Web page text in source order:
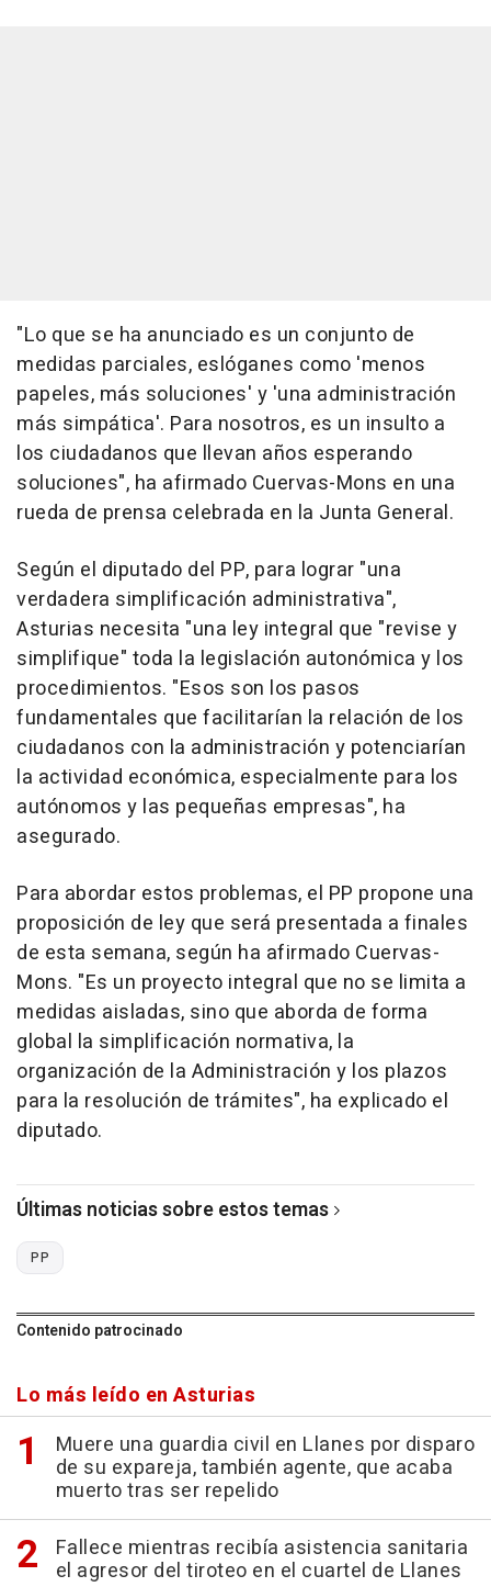
"Lo que se ha anunciado es un conjunto de
medidas parciales, eslóganes como 'menos
papeles, más soluciones' y 'una administración
más simpática'. Para nosotros, es un insulto a
los ciudadanos que llevan años esperando
soluciones", ha afirmado Cuervas-Mons en una
rueda de prensa celebrada en la Junta General.
Según el diputado del PP, para lograr "una
verdadera simplificación administrativa",
Asturias necesita "una ley integral que "revise y
simplifique" toda la legislación autonómica y los
procedimientos. "Esos son los pasos
fundamentales que facilitarían la relación de los
ciudadanos con la administración y potenciarían
la actividad económica, especialmente para los
autónomos y las pequeñas empresas", ha
asegurado.
Para abordar estos problemas, el PP propone una
proposición de ley que será presentada a finales
de esta semana, según ha afirmado Cuervas-
Mons. "Es un proyecto integral que no se limita a
medidas aisladas, sino que aborda de forma
global la simplificación normativa, la
organización de la Administración y los plazos
para la resolución de trámites", ha explicado el
diputado.
Últimas noticias sobre estos temas
PP
Contenido patrocinado
Lo más leído en Asturias
Muere una guardia civil en Llanes por disparo
de su expareja, también agente, que acaba
muerto tras ser repelido
Fallece mientras recibía asistencia sanitaria
el agresor del tiroteo en el cuartel de Llanes